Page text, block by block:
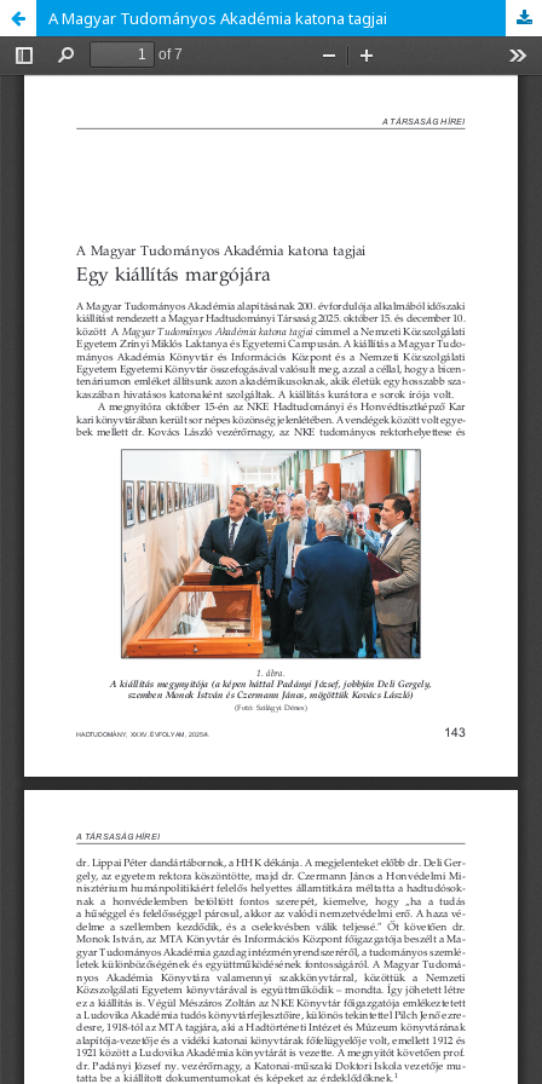
A Magyar Tudományos Akadémia katona tagjai